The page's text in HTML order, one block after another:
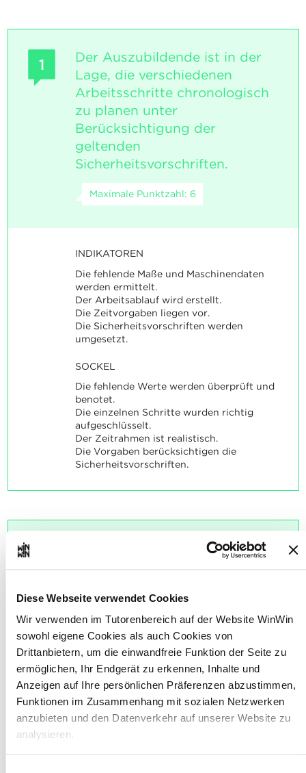
Diese Webseite verwendet Cookies
Wir verwenden im Tutorenbereich auf der Website WinWin
sowohl eigene Cookies als auch Cookies von
Drittanbietern, um die einwandfreie Funktion der Seite zu
ermöglichen, Ihr Endgerät zu erkennen, Inhalte und
Anzeigen auf Ihre persönlichen Präferenzen abzustimmen,
Funktionen im Zusammenhang mit sozialen Netzwerken
anzubieten und den Datenverkehr auf unserer Website zu
analysieren.
1
Der Auszubildende ist in der
Lage, die verschiedenen
Arbeitsschritte chronologisch
zu planen unter
Berücksichtigung der
geltenden
Sicherheitsvorschriften.
Maximale Punktzahl: 6
INDIKATOREN
Die fehlende Maße und Maschinendaten
werden ermittelt.
Der Arbeitsablauf wird erstellt.
Die Zeitvorgaben liegen vor.
Die Sicherheitsvorschriften werden
umgesetzt.
SOCKEL
Die fehlende Werte werden überprüft und
benotet.
Die einzelnen Schritte wurden richtig
aufgeschlüsselt.
Der Zeitrahmen ist realistisch.
Die Vorgaben berücksichtigen die
Sicherheitsvorschriften.
Der Auszubildende ist in der
Lage, Werkstücke mit
Schwierigkeitsgrad
selbstständig herzustellen. Der
Auszubildende ist in der Lage,
die ihm zur Verfügung
stehende Zeit im Hinblick auf
fristgerechte Fertigstellung
einzuteilen.